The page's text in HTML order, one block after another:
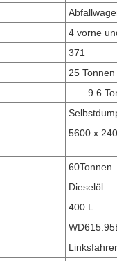
4 vorne
371
25 Tonnen
9.6
5600 x
60Tonnen
Dieselöl
400 L
Linksfahrer